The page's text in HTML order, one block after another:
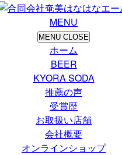
MENU
MENU CLOSE
ホーム
BEER
KYORA SODA
推薦の声
受賞歴
お取扱い店舗
会社概要
オンラインショップ